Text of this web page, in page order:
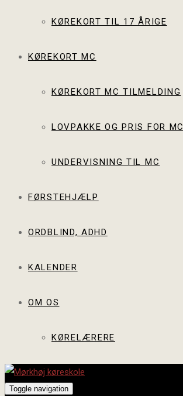
KØREKORT TIL 17 ÅRIGE
KØREKORT MC
KØREKORT MC TILMELDING
LOVPAKKE OG PRIS FOR MC
UNDERVISNING TIL MC
FØRSTEHJÆLP
ORDBLIND, ADHD
KALENDER
OM OS
KØRELÆRERE
Toggle navigation